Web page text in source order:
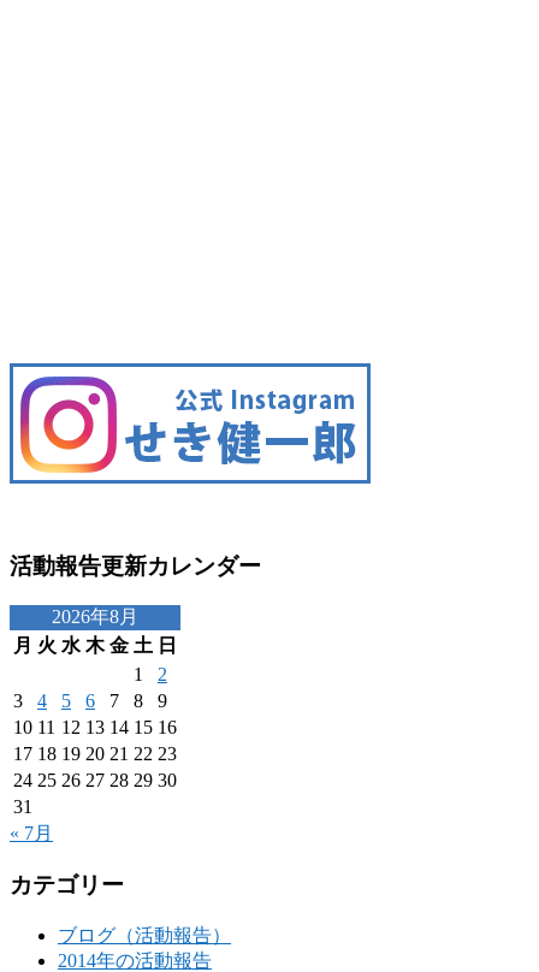
活動報告更新カレンダー
2026年8月
月 火 水 木 金 土 日
1
2
3
4 5 6 7 8
9
10 11 12 13 14 15 16
17 18 19 20 21 22 23
24 25 26 27 28 29 30
31
« 7月
カテゴリー
ブログ（活動報告）
2014年の活動報告